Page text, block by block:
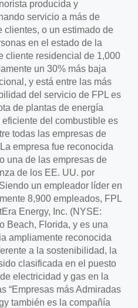
producida y
servicio a más de
clientes, o un estimado de
en el estado de la
cliente residencial de 1,000
un 30% más baja
y está entre las más
del servicio de FPL es
de plantas de energía
del combustible es
todas las empresas de
empresa fue reconocida
una de las empresas de
de los EE. UU. por
un empleador líder en
8,900 empleados, FPL
Energy, Inc. (NYSE:
Beach, Florida, y es una
ampliamente reconocida
a la sostenibilidad, la
clasificada en el puesto
electricidad y gas en la
“Empresas más Admiradas
también es la compañía